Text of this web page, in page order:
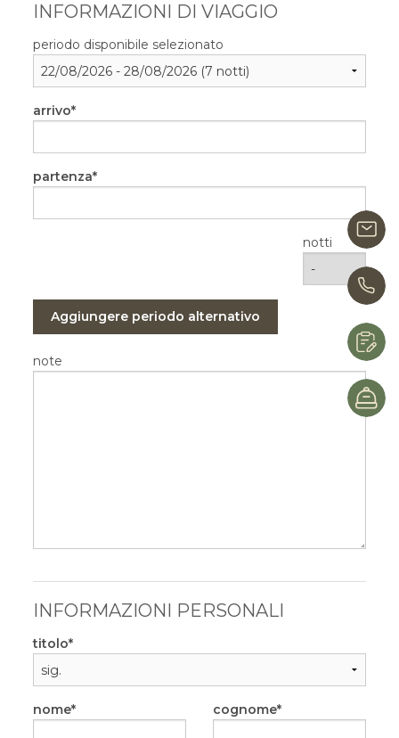
INFORMAZIONI DI VIAGGIO
periodo disponibile selezionato
arrivo
partenza
notti
Aggiungere periodo alternativo
note
INFORMAZIONI PERSONALI
titolo
nome cognome